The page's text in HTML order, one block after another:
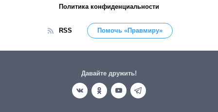
Политика конфиденциальности
RSS Помочь «Правмиру»
Давайте дружить!